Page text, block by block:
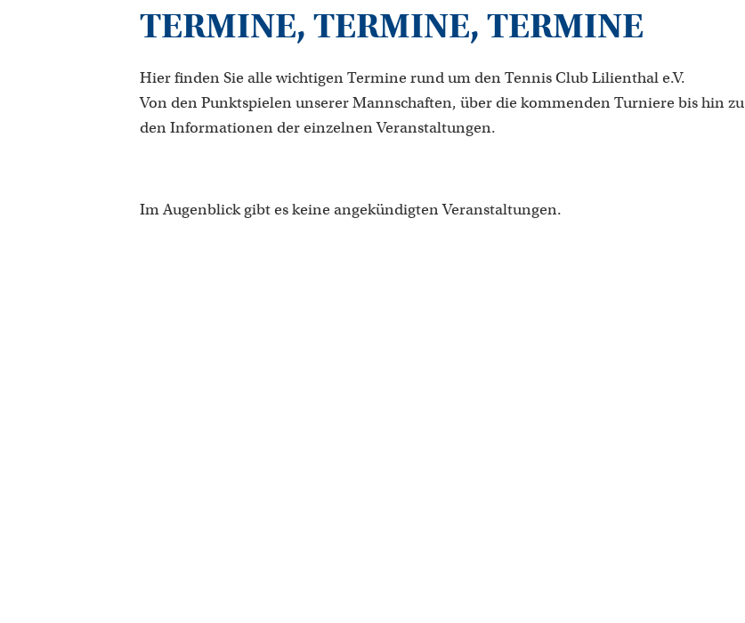
TERMINE, TERMINE, TERMINE
Hier finden Sie alle wichtigen Termine rund um den Tennis Club Lilienthal e.V.
Von den Punktspielen unserer Mannschaften, über die kommenden Turniere bis hin zu
den Informationen der einzelnen Veranstaltungen.
Im Augenblick gibt es keine angekündigten Veranstaltungen.